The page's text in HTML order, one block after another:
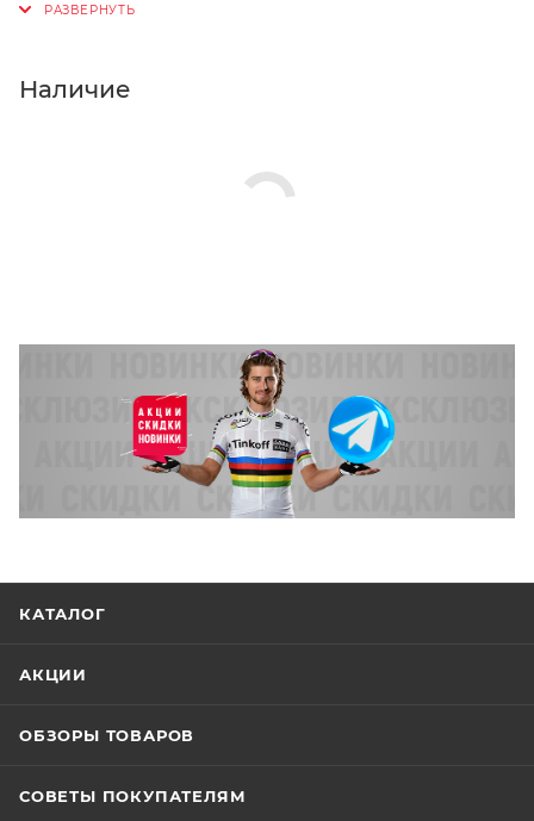
Нажмите кнопку «Оформить заказ».
Наличие
КАТАЛОГ
АКЦИИ
ОБЗОРЫ ТОВАРОВ
СОВЕТЫ ПОКУПАТЕЛЯМ